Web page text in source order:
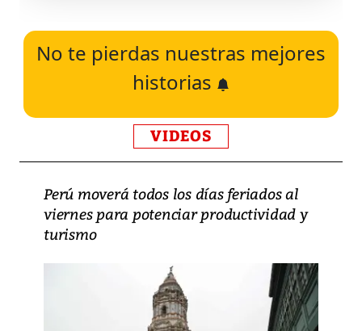
No te pierdas nuestras mejores
historias
VIDEOS
Perú moverá todos los días feriados al
viernes para potenciar productividad y
turismo